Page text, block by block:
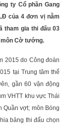
ty Cổ phần Gang
của 4 đơn vị nằm
tham gia thi đấu 03
môn Cờ tướng.
2015 do Công đoàn
tại Trung tâm thể
gần 60 vận động
VHTT khu vực Thái
Quần vợt; môn Bóng
bảng thi đấu chọn